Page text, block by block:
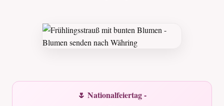
🌷 Nationalfeiertag -